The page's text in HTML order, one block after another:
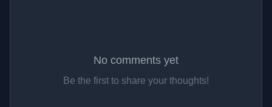
No comments yet
Be the first to share your thoughts!